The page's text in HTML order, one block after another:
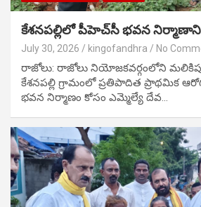
కేశనపల్లిలో పీహెచ్‌సీ భవన
July 30, 2026 kingofandhra No
రాజోలు: రాజోలు నియోజకవర్గంలోని
కేశనపల్లి గ్రామంలో ప్రతిపాదిత ప్రాథమిక
భవన నిర్మాణం కోసం ఎమ్మెల్యే దేవ…